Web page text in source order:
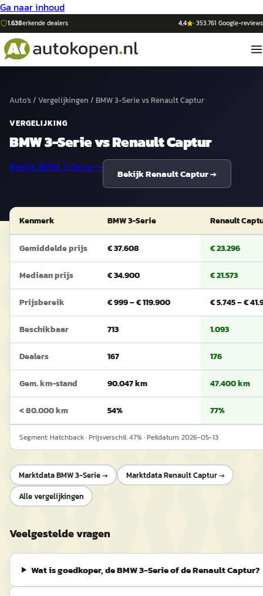
Ga naar inhoud
1.638erkende dealers 4,4 ·353.761 Google-reviews
Auto's/ Vergelijkingen / BMW 3-SerievsRenault Captur
VERGELIJKING
BMW 3-SerievsRenault Captur
Bekijk BMW 3-Serie →
BekijkRenault Captur→
Kenmerk BMW 3-Serie Renault
Gemiddelde prijs € 37.608 € 23.296
Mediaan prijs € 34.900 € 21.573
Prijsbereik € 999 – € 119.900 € 5.745 – €
Beschikbaar 713 1.093
Dealers 167 176
Gem. km-stand 90.047 km 47.400 km
< 80.000 km 54% 77%
Segment:Hatchback· Prijsverschil:47% · Peildatum:2026-05-13
MarktdataBMW 3-Serie→ MarktdataRenault Captur→
Alle vergelijkingen
Veelgestelde vragen
Wat is goedkoper, de BMW 3-Serie of de Renault Captur?